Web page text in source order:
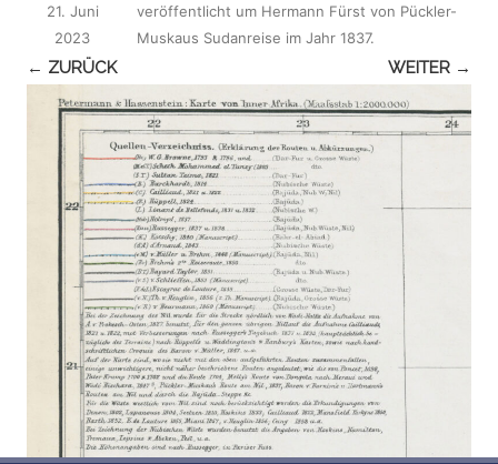
veröffentlicht
21. Juni
2023
um Hermann Fürst von Pückler-
Muskaus Sudanreise im Jahr 1837.
← ZURÜCK WEITER →